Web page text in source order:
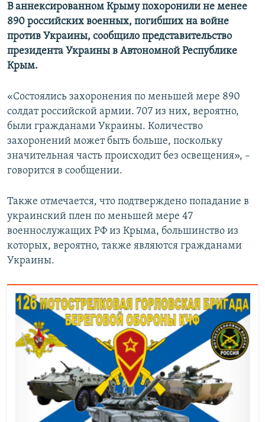
ТЕЛЕПРОЕКТ КРЫМ.РЕАЛИИ
СОВЕТЫ ПРАВОЗАЩИТНИКОВ
ПРОПАВШИЕ БЕЗ ВЕСТИ
КРЫМ.НЕПОКОРЕННЫЙ
ELIFBE
УКРАИНСКАЯ ПРОБЛЕМА КРЫМА
Українською
Qırımtatar
ПРИСОЕДИНЯЙТЕСЬ!
Все сайты RFE/RL
В аннексированном Крыму похоронили не менее
890 российских военных, погибших на войне
против Украины, сообщило представительство
президента Украины в Автономной Республике
Крым.
«Состоялись захоронения по меньшей мере 890
солдат российской армии. 707 из них, вероятно,
были гражданами Украины. Количество
захоронений может быть больше, поскольку
значительная часть происходит без освещения», –
говорится в сообщении.
Также отмечается, что подтверждено попадание в
украинский плен по меньшей мере 47
военнослужащих РФ из Крыма, большинство из
которых, вероятно, также являются гражданами
Украины.